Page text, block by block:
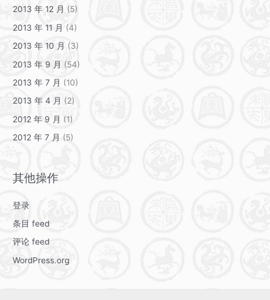
2013 年 12 月 (5)
2013 年 11 月 (4)
2013 年 10 月 (3)
2013 年 9 月 (54)
2013 年 7 月 (10)
2013 年 4 月 (2)
2012 年 9 月 (1)
2012 年 7 月 (5)
其他操作
登录
条目 feed
评论 feed
WordPress.org